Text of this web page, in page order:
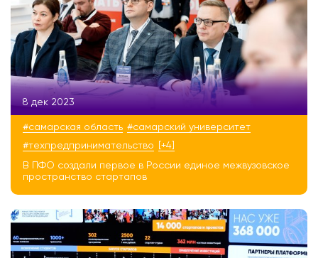
8 дек 2023
#самарская область #самарский университет
#техпредпринимательство
[+4]
В ПФО создали первое в России единое межвузовское
пространство стартапов